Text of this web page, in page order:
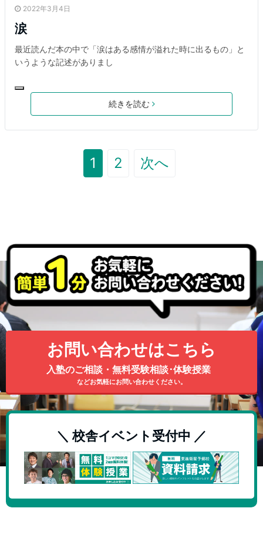
2022年3月4日
涙
最近読んだ本の中で「涙はある感情が溢れた時に出るもの」と
いうような記述がありまし
続きを読む
1 2 次へ
お問い合わせはこちら
入塾のご相談・無料受験相談･体験授業
などお気軽にお問い合わせください。
＼ 校舎イベント受付中 ／